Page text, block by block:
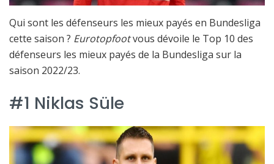
Qui sont les défenseurs les mieux payés en Bundesliga
cette saison ? Eurotopfootvous dévoile le Top 10 des
défenseurs les mieux payés de la Bundesliga sur la
saison 2022/23.
#1 Niklas Süle